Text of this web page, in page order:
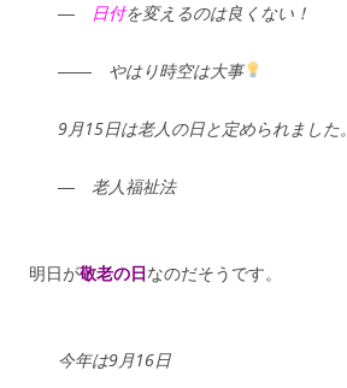
― 日付を変えるのは良くない！
―― やはり時空は大事
9月15日は老人の日と定められました。
― 老人福祉法
明日が敬老の日なのだそうです。
今年は9月16日